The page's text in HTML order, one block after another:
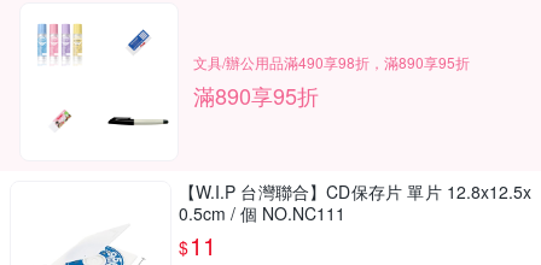
文具/辦公用品滿490享98折，滿890享95折
滿890享95折
【W.I.P 台灣聯合】CD保存片 單片 12.8x12.5x
0.5cm / 個 NO.NC111
$11